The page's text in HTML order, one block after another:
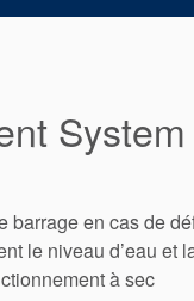
en cas de
le niveau d’eau et
à sec